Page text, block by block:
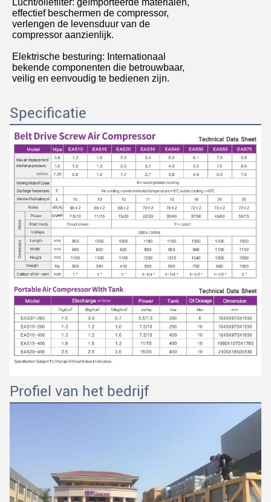
effectief beschermen de compressor,
verlengen de levensduur van de
compressor aanzienlijk.
Elektrische besturing: Internationaal
bekende componenten die betrouwbaar,
veilig en eenvoudig te bedienen zijn.
Specificatie
Profiel van het bedrijf